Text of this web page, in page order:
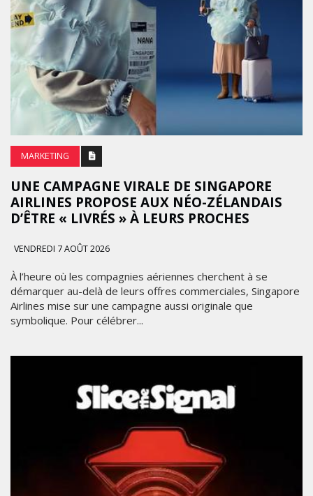
MARKETING
UNE CAMPAGNE VIRALE DE SINGAPORE
AIRLINES PROPOSE AUX NÉO-ZÉLANDAIS
D’ÊTRE « LIVRÉS » À LEURS PROCHES
VENDREDI 7 AOÛT 2026
À l’heure où les compagnies aériennes cherchent à se
démarquer au-delà de leurs offres commerciales, Singapore
Airlines mise sur une campagne aussi originale que
symbolique. Pour célébrer...